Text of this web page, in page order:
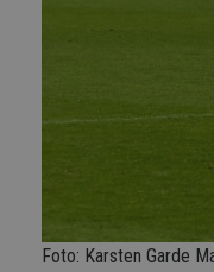
Foto: Karsten Garde